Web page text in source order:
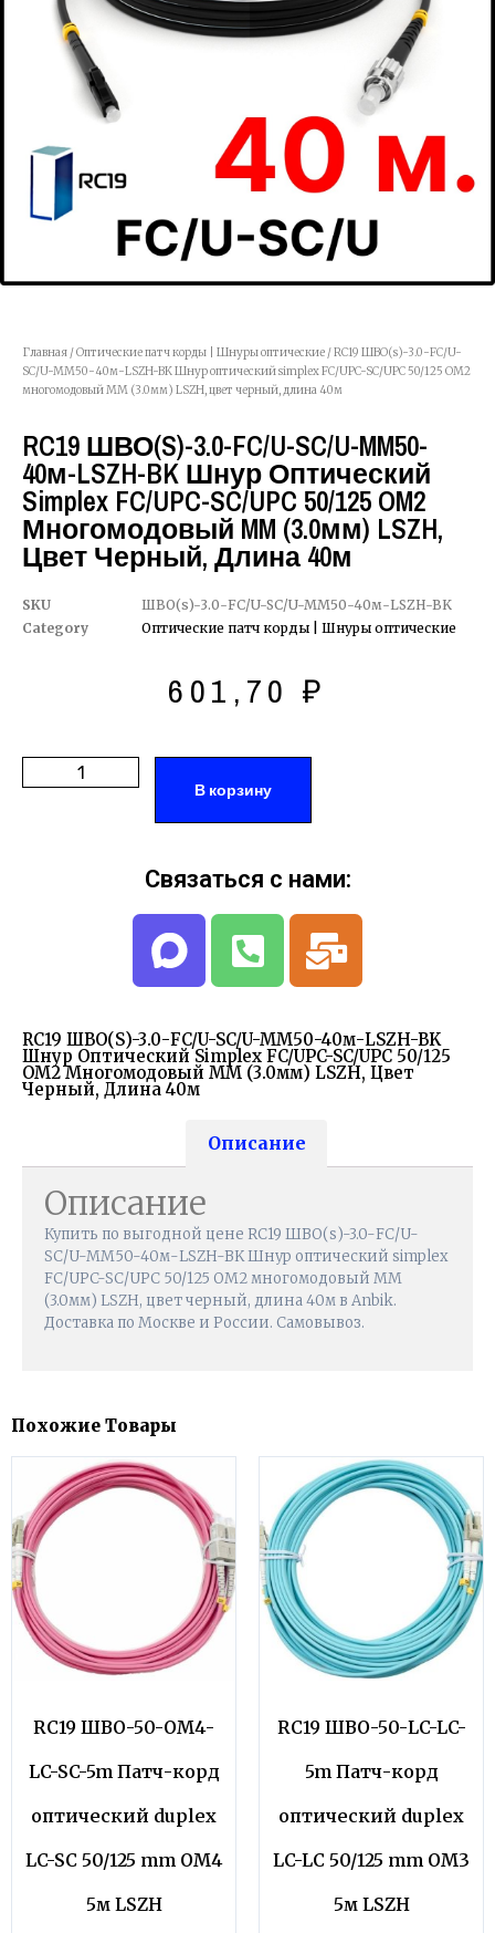
Главная /Оптические патч корды | Шнуры оптические / RC19 ШВО(s)-3.0-FC/U-
SC/U-MM50-40м-LSZH-BK Шнур оптический simplex FC/UPC-SC/UPC 50/125 OM2
многомодовый MM (3.0мм) LSZH, цвет черный, длина 40м
RC19 ШВО(s)-3.0-FC/U-SC/U-MM50-
40м-LSZH-BK Шнур Оптический
Simplex FC/UPC-SC/UPC 50/125 OM2
Многомодовый MM (3.0мм) LSZH,
Цвет Черный, Длина 40м
SKU
ШВО(s)-3.0-FC/U-SC/U-MM50-40м-LSZH-BK
Category
Оптические патч корды | Шнуры оптические
601,70₽
В корзину
RC19 ШВО(s)-3.0-FC/U-SC/U-MM50-40м-LSZH-BK
Шнур Оптический Simplex FC/UPC-SC/UPC 50/125
OM2 Многомодовый MM (3.0мм) LSZH, Цвет
Черный, Длина 40м
Описание
Описание
Купить по выгодной цене RC19 ШВО(s)-3.0-FC/U-
SC/U-MM50-40м-LSZH-BK Шнур оптический simplex
FC/UPC-SC/UPC 50/125 OM2 многомодовый MM
(3.0мм) LSZH, цвет черный, длина 40м в Anbik.
Доставка по Москве и России. Самовывоз.
Связаться с нами:
Похожие Товары
RC19 ШВО-50-OM4-
LC-SC-5m Патч-корд
оптический duplex
LC-SC 50/125 mm OM4
5м LSZH
RC19 ШВО-50-LC-LC-
5m Патч-корд
оптический duplex
LC-LC 50/125 mm OM3
5м LSZH